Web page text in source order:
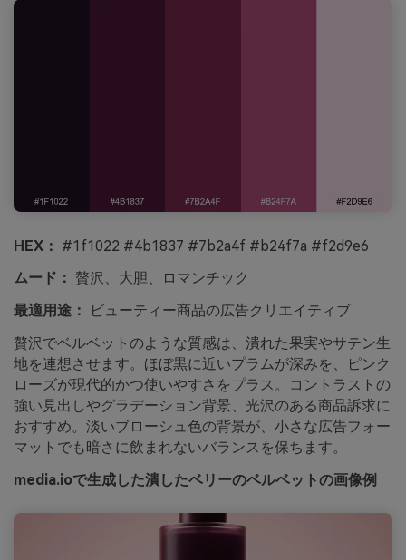
HEX： #1f1022 #4b1837 #7b2a4f #b24f7a #f2d9e6
ムード： 贅沢、大胆、ロマンチック
最適用途：
ビューティー商品の広告クリエイティブ
贅沢でベルベットのような質感は、潰れた果実やサテン生
地を連想させます。ほぼ黒に近いプラムが深みを、ピンク
ローズが現代的かつ使いやすさをプラス。コントラストの
強い見出しやグラデーション背景、光沢のある商品訴求に
おすすめ。淡いブローシュ色の背景が、小さな広告フォー
マットでも暗さに飲まれないバランスを保ちます。
media.ioで生成した潰したベリーのベルベットの画像例